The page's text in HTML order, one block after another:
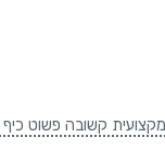
קשובה פשוט כיף